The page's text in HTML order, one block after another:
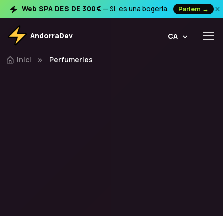
Web SPA DES DE 300€ — Si, es una bogeria. Parlem → ×
AndorraDev CA
Inici Perfumeries